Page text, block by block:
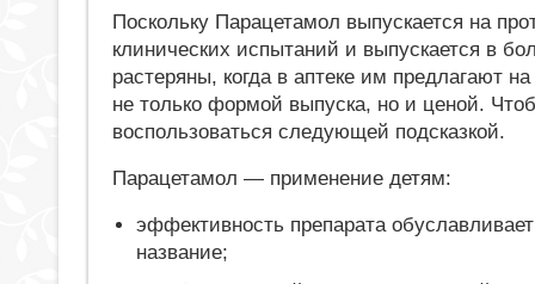
Поскольку Парацетамол выпускается на
клинических испытаний и выпускается в
растеряны, когда в аптеке им предлагают
не только формой выпуска, но и ценой.
воспользоваться следующей подсказкой.
Парацетамол — применение детям:
эффективность препарата
название;